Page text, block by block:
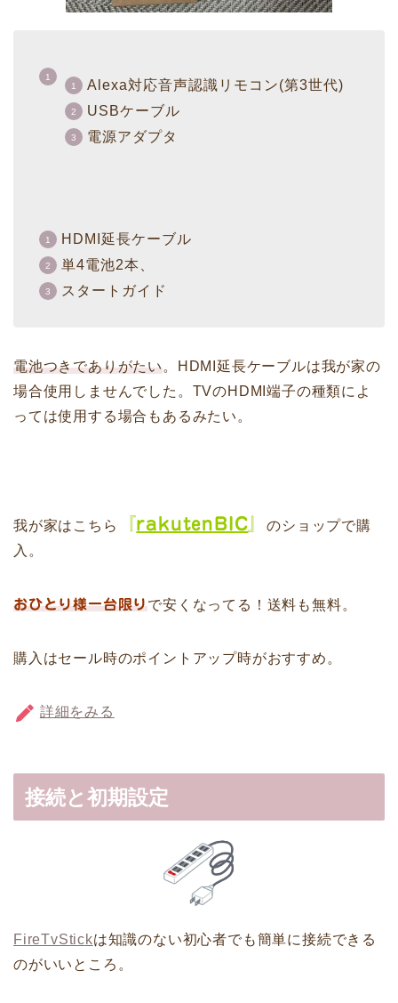
Alexa対応音声認識リモコン(第3世代)
USBケーブル
電源アダプタ
HDMI延長ケーブル
単4電池2本、
スタートガイド
電池つきでありがたい。HDMI延長ケーブルは我が家の
場合使用しませんでした。TVのHDMI端子の種類によ
っては使用する場合もあるみたい。
我が家はこちら 『rakutenBIC 』のショップで購
入。
おひとり様一台限りで安くなってる！送料も無料。
購入はセール時のポイントアップ時がおすすめ。
詳細をみる
接続と初期設定
FireTvStickは知識のない初心者でも簡単に接続できる
のがいいところ。